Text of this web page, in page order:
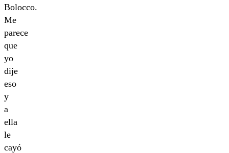
Bolocco.
Me
parece
que
yo
dije
eso
y
a
ella
le
cayó